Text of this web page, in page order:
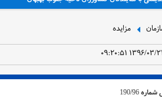
مزایده
۰۳/۲۱ ۰۹:۲۰:۵۱
190/96